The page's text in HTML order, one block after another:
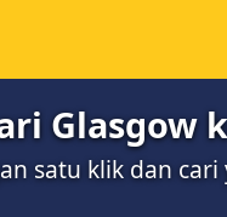
Glasgow
satu klik dan